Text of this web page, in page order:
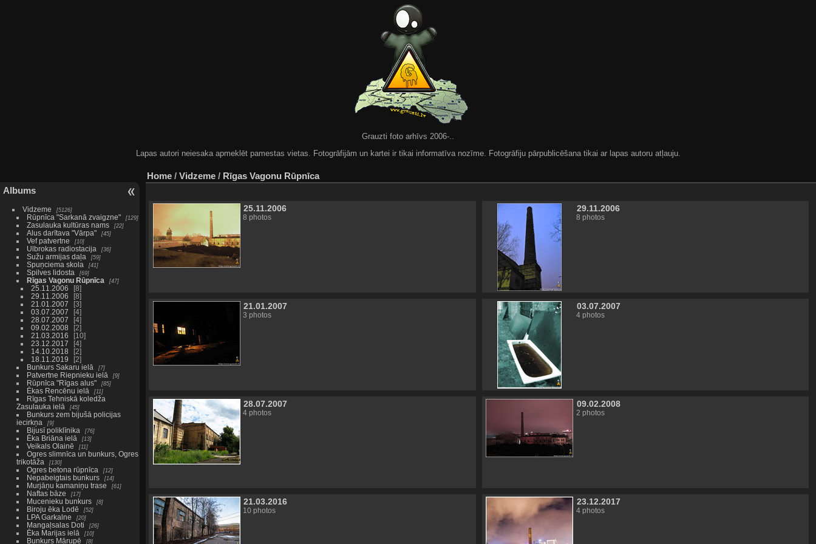
Grauzti foto arhīvs 2006-..
Lapas autori neiesaka apmeklēt pamestas vietas. Fotogrāfijām un kartei ir tikai informatīva nozīme. Fotogrāfiju pārpublicēšana tikai ar lapas autoru atļauju.
Albums
Vidzeme 5126
Rūpnīca "Sarkanā zvaigzne" 129
Zasulauka kultūras nams 22
Alus darītava "Vārpa" 45
Vef patvertne 10
Ulbrokas radiostacija 36
Sužu armijas daļa 59
Spuņciema skola 41
Spilves lidosta 69
Rīgas Vagonu Rūpnīca 47
25.11.2006
8
29.11.2006
8
21.01.2007
3
03.07.2007
4
28.07.2007
4
09.02.2008
2
21.03.2016
10
23.12.2017
4
14.10.2018
2
18.11.2019
2
Bunkurs Sakaru ielā
7
Patvertne Riepnieku ielā 9
Rūpnīca "Rīgas alus" 85
Ēkas Rencēnu ielā 11
Rīgas Tehniskā koledža
Zasulauka ielā
45
Bunkurs zem bijušā policijas
iecirkņa
9
Bijusī poliklīnika 76
Ēka Briāna ielā 13
Veikals Olainē 11
Ogres slimnīca un bunkurs, Ogres
trikotāža
130
Ogres betona rūpnīca 12
Nepabeigtais bunkurs 14
Murjāņu kamaniņu trase 61
Naftas bāze 17
Mucenieku bunkurs 8
Biroju ēka Lodē 52
LPA Garkalne 20
Mangaļsalas Doti 26
Ēka Marijas ielā 10
Bunkurs Mārupē 8
Home / Vidzeme / Rīgas Vagonu Rūpnīca
25.11.2006
8 photos
29.11.2006
8 photos
21.01.2007
3 photos
03.07.2007
4 photos
28.07.2007
4 photos
09.02.2008
2 photos
21.03.2016
10 photos
23.12.2017
4 photos